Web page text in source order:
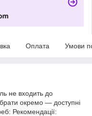
Оплата Умови
не входить до
окремо — доступні
Рекомендації: